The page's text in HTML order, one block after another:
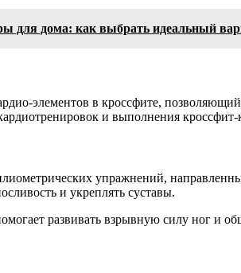
для дома: как выбрать идеальный
элементов в кроссфите,
и выполнения
упражнений,
и укреплять суставы.
развивать взрывную силу ног и